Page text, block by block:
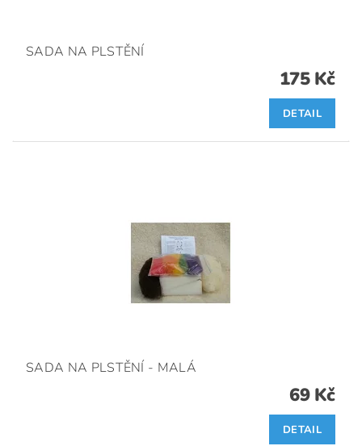
SADA NA PLSTĚNÍ
175 Kč
DETAIL
SADA NA PLSTĚNÍ - MALÁ
69 Kč
DETAIL